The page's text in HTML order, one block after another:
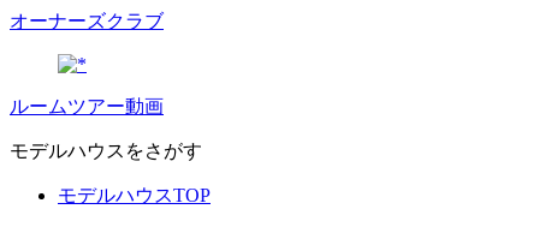
オーナーズクラブ
ルームツアー動画
モデルハウスをさがす
モデルハウスTOP